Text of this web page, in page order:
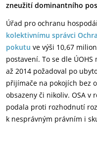
zneužití dominantního
Úřad pro ochranu
kolektivnímu správci
pokutu ve výši 10,67
postavení. To se dle
až 2014 požadoval po
přijímače na pokojích bez
obsazeny či nikoliv. OSA v
podala proti rozhodnutí
k nesprávným právním i